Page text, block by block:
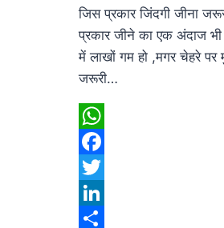
जिस प्रकार जिंदगी जीना
प्रकार जीने का एक अंदाज
में लाखों गम हो ,मगर चेहरे पर
जरूरी…
WhatsApp
Facebook
Twitter
LinkedIn